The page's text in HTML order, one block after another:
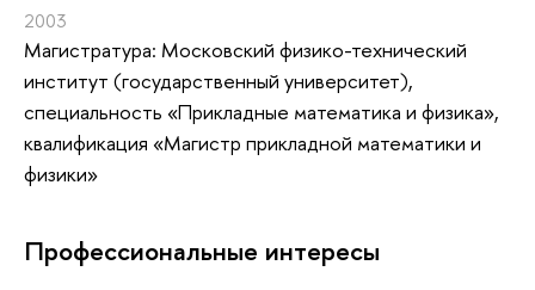
2003
Магистратура: Московский физико-технический
институт (государственный университет),
специальность «Прикладные математика и физика»,
квалификация «Магистр прикладной математики и
физики»
Профессиональные интересы